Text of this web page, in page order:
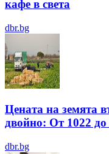
кафе в света
dbr.bg
Цената на земята
двойно: От 1022 до
dbr.bg